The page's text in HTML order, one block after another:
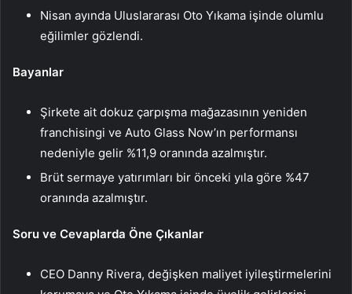
Nisan ayında Uluslararası Oto Yıkama işinde olumlu
eğilimler gözlendi.
Bayanlar
Şirkete ait dokuz çarpışma mağazasının yeniden
franchisingi ve Auto Glass Now’ın performansı
nedeniyle gelir %11,9 oranında azalmıştır.
Brüt sermaye yatırımları bir önceki yıla göre %47
oranında azalmıştır.
Soru ve Cevaplarda Öne Çıkanlar
CEO Danny Rivera, değişken maliyet iyileştirmelerini